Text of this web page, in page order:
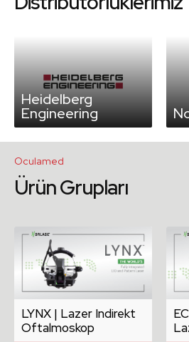
Heidelberg
Engineering
Oculamed
Ürün Grupları
LYNX | Lazer Indirekt
Oftalmoskop